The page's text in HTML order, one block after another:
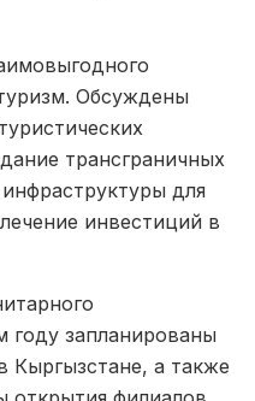
Обсуждены
трансграничных
для
инвестиций в
году запланированы
Кыргызстане, а также